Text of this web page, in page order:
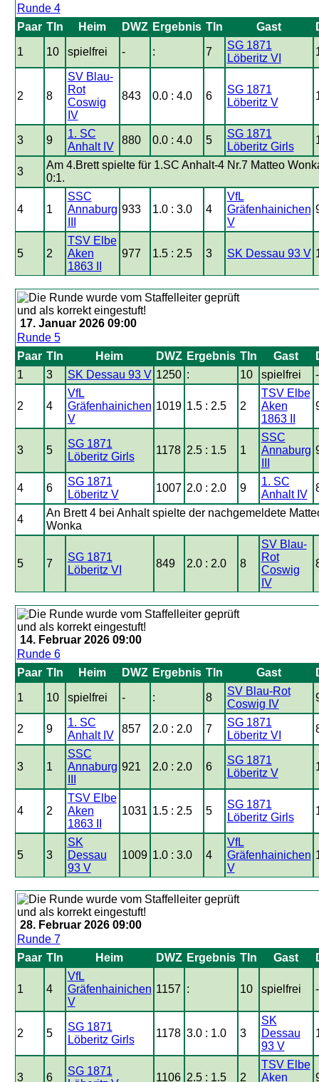
Runde 4
Paar Tln Heim DWZ Ergebnis Tln Gast
1 10 spielfrei - : 7
SG 1871
Löberitz VI
2 8
SV Blau-
Rot
Coswig
IV
843 0.0 : 4.0 6
SG 1871
Löberitz V
3 9
1. SC
Anhalt IV
880 0.0 : 4.0 5
SG 1871
Löberitz Girls
3
Am 4.Brett spielte für 1.SC Anhalt-4 Nr.7 Matteo
0:1.
4 1
SSC
Annaburg 933 1.0 : 3.0 4
VfL
Gräfenhainichen
V
5 2
TSV Elbe
Aken
1863 II
977 1.5 : 2.5 3 SK Dessau 93 V
17. Januar 2026 09:00
Runde 5
Paar Tln Heim DWZ Ergebnis Tln Gast
1
3 SK Dessau 93 V 1250 : 10 spielfrei -
2 4
VfL
Gräfenhainichen
V
1019 1.5 : 2.5 2
TSV Elbe
Aken
1863 II
3 5
SG 1871
Löberitz Girls
1178 2.5 : 1.5 1
SSC
Annaburg
4 6
SG 1871
Löberitz V
1007 2.0 : 2.0 9
1. SC
Anhalt IV
4
An Brett 4 bei Anhalt spielte der nachgemeldete
Wonka
5 7
SG 1871
Löberitz VI
849 2.0 : 2.0 8
SV Blau-
Rot
Coswig
IV
14. Februar 2026 09:00
Runde 6
Paar Tln Heim DWZ Ergebnis Tln Gast
1 10 spielfrei - : 8
SV Blau-Rot
Coswig IV
2 9
1. SC
Anhalt IV
857 2.0 : 2.0 7
SG 1871
Löberitz VI
3 1
SSC
Annaburg 921 2.0 : 2.0 6
SG 1871
Löberitz V
4 2
TSV Elbe
Aken
1863 II
1031 1.5 : 2.5 5
SG 1871
Löberitz Girls
5 3
SK
Dessau
93 V
1009 1.0 : 3.0 4
VfL
Gräfenhainichen
V
28. Februar 2026 09:00
Runde 7
Paar Tln Heim DWZ Ergebnis Tln Gast
1 4
VfL
Gräfenhainichen
V
1157 : 10 spielfrei -
2 5
SG 1871
Löberitz Girls
1178 3.0 : 1.0 3
SK
Dessau
93 V
3 6
SG 1871
1106 2.5 : 1.5 2
TSV Elbe
Aken